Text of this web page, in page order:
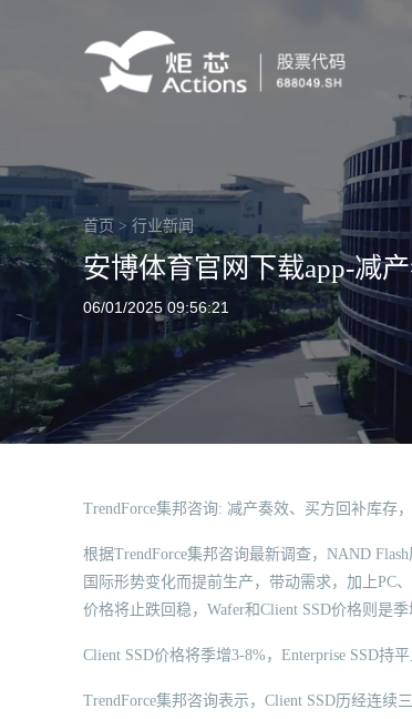
首页 > 行业新闻
安博体育官网下载app-减
06/01/2025 09:56:21
TrendForce集邦咨询: 减产奏效、买方回补库存
根据TrendForce集邦咨询最新调查，NAND
国际形势变化而提前生产，带动需求，加上PC
价格将止跌回稳，Wafer和Client SSD价格则是季
Client SSD价格将季增3-8%，Enterprise SSD持
TrendForce集邦咨询表示，Client SSD历经连